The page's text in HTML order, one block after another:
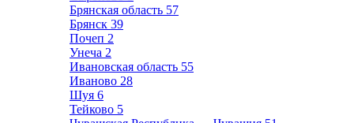
Брянская область 57
Брянск 39
Почеп 2
Унеча 2
Ивановская область 55
Иваново 28
Шуя 6
Тейково 5